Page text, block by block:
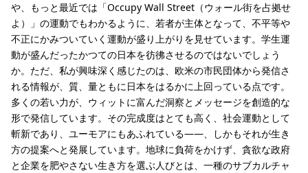
や、もっと最近では「Occupy Wall Street（ウォール街を占拠せ
よ）」の運動でもわかるように、若者が主体となって、不平等や
不正にかみついていく運動が盛り上がりを見せています。学生運
動が盛んだったかつての日本を彷彿させるのではないでしょう
か。ただ、私が興味深く感じたのは、欧米の市民団体から発信さ
れる情報が、質、量ともに日本をはるかに上回っている点です。
多くの若い力が、ウィットに富んだ洞察とメッセージを創造的な
形で発信しています。その完成度はとても高く、社会運動として
斬新であり、ユーモアにもあふれている――、しかもそれが生き
方の提案へと発展しています。地球に負荷をかけず、貪欲な政府
と企業を肥やさない生き方を選ぶ人びとは、一種のサブカルチャ